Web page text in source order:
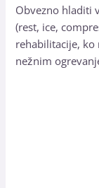
Obvezno hladiti
(rest, ice,
rehabilitacije, ko
nežnim